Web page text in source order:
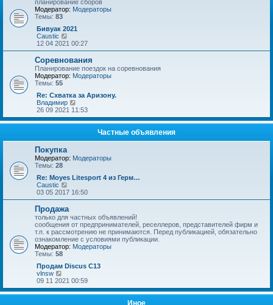
с
о
б
щ
е
н
ю
п
о
е
д
н
м
у
с
б
щ
е
н
планирование сборов
Модератор: Модераторы
Темы: 83
Бивуак 2021
Caustic
е
р
е
й
т
и
п
о
с
л
е
у
о
б
щ
н
и
ю
12 04 2021 00:27
Соревнования
Планирование поездок на соревнования
Модератор: Модераторы
Темы: 55
Re: Схватка за Аризону.
Владимир
е
р
е
п
с
л
е
д
м
у
с
о
о
е
н
и
ю
26 09 2021 11:53
Частные объявления
Покупка
Модератор: Модераторы
Темы: 28
Re: Moyes Litesport 4 из Герм…
Caustic
е
р
е
й
т
и
к
п
о
л
д
н
е
03 05 2017 16:50
Продажа
только для частных объявлений!
сообщения от предпринимателей, реселлеров, представителей фирм и
т.п. к рассмотрению не принимаются. Перед публикацией, обязательно
ознакомление с условиями публикации.
Модератор: Модераторы
Темы: 58
Продам Discus C13
vlnsw
е
р
е
09 11 2021 00:59
Иное